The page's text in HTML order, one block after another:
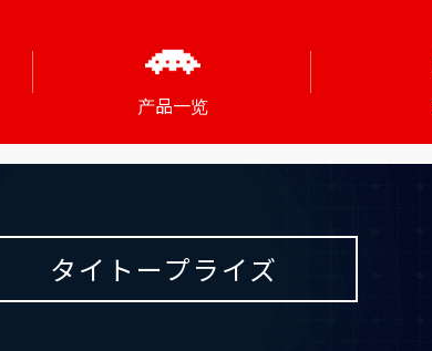
产品一览
タイトープライズ